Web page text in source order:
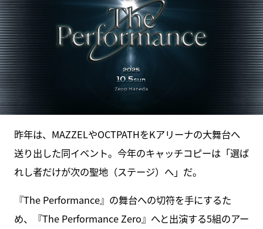
昨年は、MAZZELやOCTPATHをKアリーナの大舞台へ
送り出した同イベント。今年のキャッチコピーは「選ば
れし者だけが次の聖地（ステージ）へ」だ。
『The Performance』の舞台への切符を手にするた
め、『The Performance Zero』へと出演する5組のアー